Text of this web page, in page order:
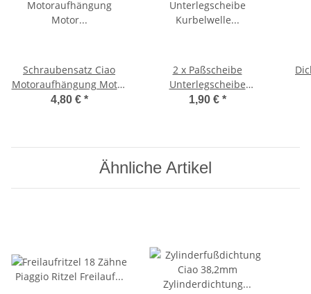
Schraubensatz Ciao
Motoraufhängung Motor
Befestigungssatz Bravo,
4,80 € *
2 x Paßscheibe
Unterlegscheibe
Kurbelwelle 15x21x0,5
1,90 € *
Ähnliche Artikel